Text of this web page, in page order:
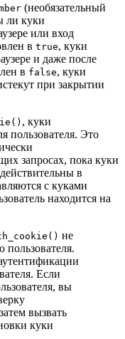
(необязательный
ли куки
или вход
в true, куки
и даже после
в false, куки
при закрытии
, куки
пользователя. Это
запросах, пока куки
в
с куками
находится на
не
Если
вы
вызвать
куки